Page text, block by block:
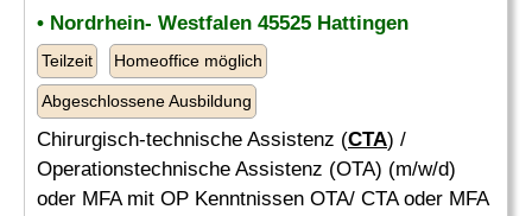
• Nordrhein- Westfalen 45525 Hattingen
Teilzeit Homeoffice möglich
Abgeschlossene Ausbildung
Chirurgisch-technische Assistenz (CTA) /
Operationstechnische Assistenz (OTA) (m/w/d)
oder MFA mit OP Kenntnissen OTA/ CTA oder MFA